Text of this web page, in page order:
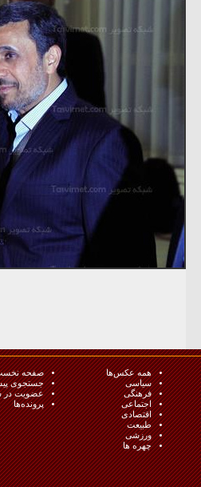
همه عکس‌ها
سیاسی
فرهنگی
اجتماعی
اقتصادی
طبيعت
ورزشی
چهره ها
صفحه
جستجوی
عضویت در
پرونده‌ها